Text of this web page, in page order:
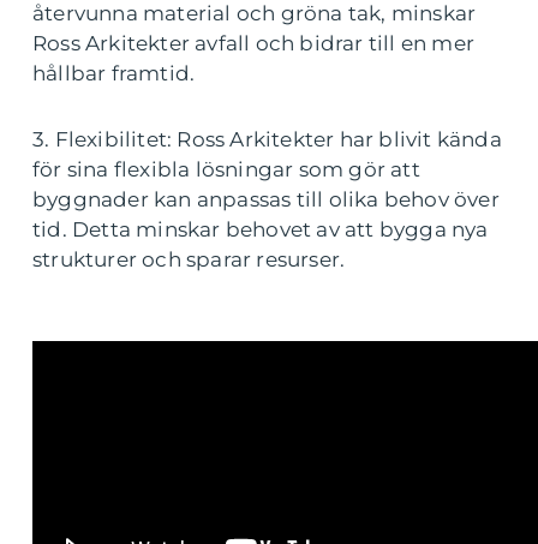
återvunna material och gröna tak, minskar
Ross Arkitekter avfall och bidrar till en mer
hållbar framtid.
3. Flexibilitet: Ross Arkitekter har blivit kända
för sina flexibla lösningar som gör att
byggnader kan anpassas till olika behov över
tid. Detta minskar behovet av att bygga nya
strukturer och sparar resurser.